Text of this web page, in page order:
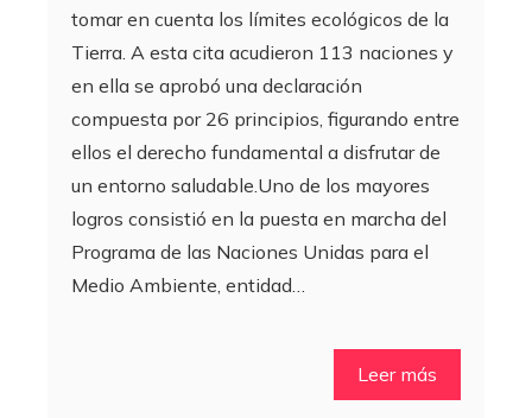
tomar en cuenta los límites ecológicos de la
Tierra. A esta cita acudieron 113 naciones y
en ella se aprobó una declaración
compuesta por 26 principios, figurando entre
ellos el derecho fundamental a disfrutar de
un entorno saludable.Uno de los mayores
logros consistió en la puesta en marcha del
Programa de las Naciones Unidas para el
Medio Ambiente, entidad…
Leer más